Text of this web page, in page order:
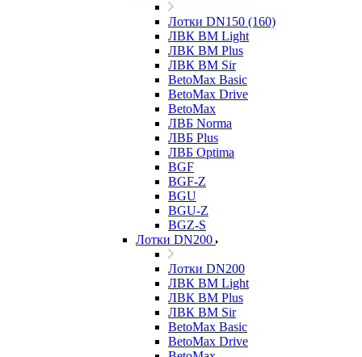
Лотки DN150 (160)
ЛВК ВМ Light
ЛВК ВМ Plus
ЛВК ВМ Sir
BetoMax Basic
BetoMax Drive
BetoMax
ЛВБ Norma
ЛВБ Plus
ЛВБ Optima
BGF
BGF-Z
BGU
BGU-Z
BGZ-S
Лотки DN200
Лотки DN200
ЛВК ВМ Light
ЛВК ВМ Plus
ЛВК ВМ Sir
BetoMax Basic
BetoMax Drive